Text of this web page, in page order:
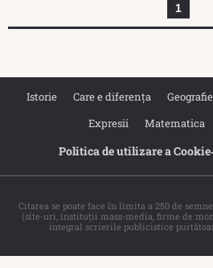
1
Istorie Care e diferența Geografie
Expresii
Matematica
Politica de utilizare a
Citarea se poate face în limita a 250 de
(site-uri, instituţii mass-media, firme de
integral scrierile publicistice